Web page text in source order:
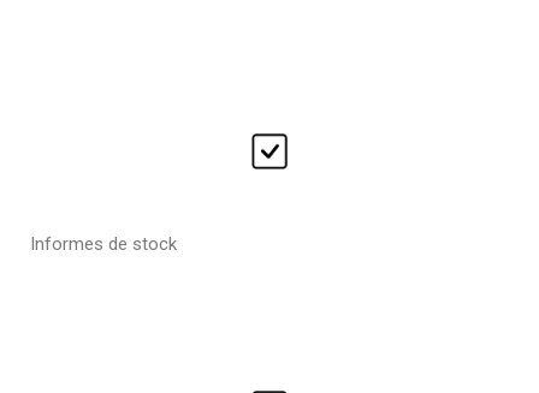
Informes de stock